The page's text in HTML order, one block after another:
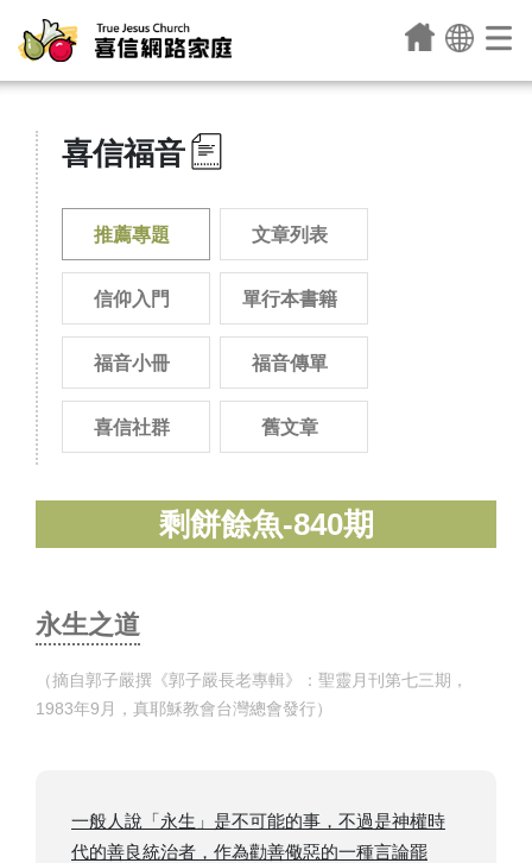
喜信福音
推薦專題 文章列表
信仰入門 單行本書籍
福音小冊 福音傳單
喜信社群 舊文章
剩餅餘魚-840期
永生之道
（摘自郭子嚴撰《郭子嚴長老專輯》：聖靈月刊第七三期，
1983年9月，真耶穌教會台灣總會發行）
一般人說「永生」是不可能的事，不過是神權時
代的善良統治者，作為勸善儆惡的一種言論罷